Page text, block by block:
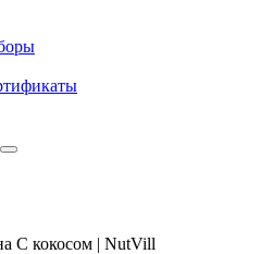
С кокосом | NutVill